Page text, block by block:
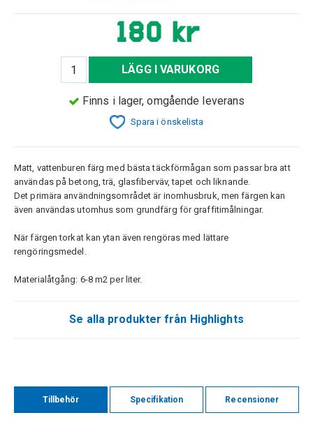
180 kr
LÄGG I VARUKORG
Finns i lager, omgående leverans
Spara i önskelista
Matt, vattenburen färg med bästa täckförmågan som passar bra att
användas på betong, trä, glasfiberväv, tapet och liknande.
Det primära användningsområdet är inomhusbruk, men färgen kan
även användas utomhus som grundfärg för graffitimålningar.
När färgen torkat kan ytan även rengöras med lättare
rengöringsmedel.
Materialåtgång: 6-8 m2 per liter.
Se alla produkter från Highlights
Tillbehör Specifikation Recensioner